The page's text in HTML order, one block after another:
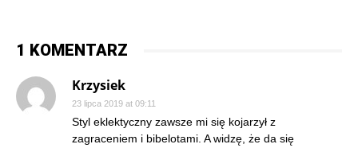
1 KOMENTARZ
Krzysiek
23 lipca 2019 at 09:11
Styl eklektyczny zawsze mi się kojarzył z
zagraceniem i bibelotami. A widzę, że da się